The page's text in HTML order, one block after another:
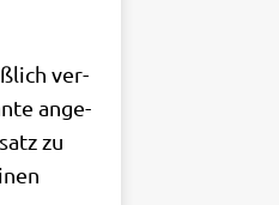
ver­
ange­
zu